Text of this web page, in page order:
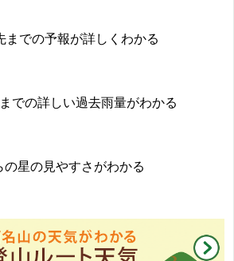
までの予報が詳しくわかる
での詳しい過去雨量がわかる
の星の見やすさがわかる